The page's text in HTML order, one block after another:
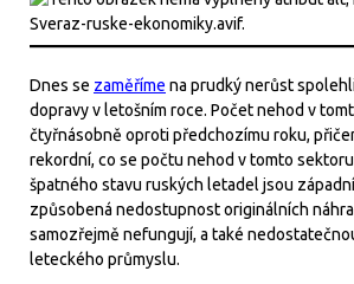
Dnes se zaměříme na prudký nerůst
dopravy v letošním roce. Počet nehod v
čtyřnásobně oproti předchozímu roku,
rekordní, co se počtu nehod v tomto
špatného stavu ruských letadel jsou
způsobená nedostupnost originálních
samozřejmě nefungují, a také
leteckého průmyslu.